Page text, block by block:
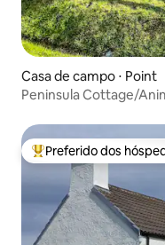
Casa de campo ⋅ Point
Peninsula Cottage/
Entre os melhores
Preferido dos